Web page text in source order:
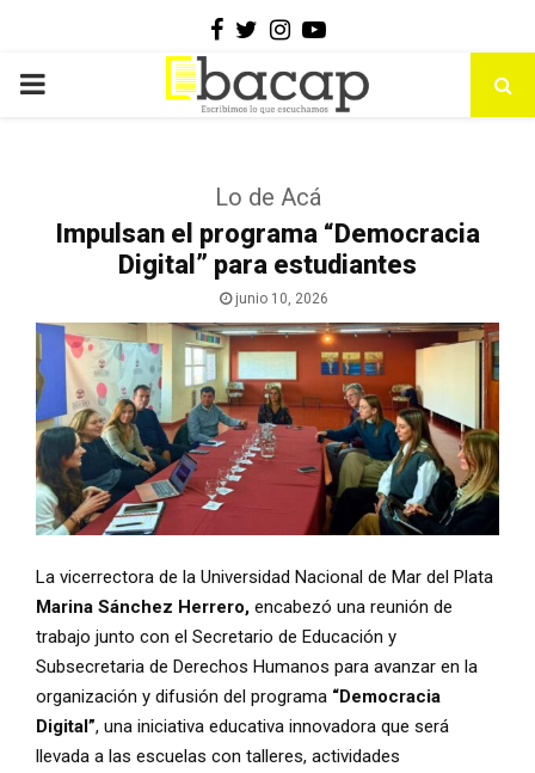
Facebook
Twitter
Instagram
Youtube
PRIMARY
Lo de Acá
Impulsan el programa “Democracia
Digital” para estudiantes
junio 10, 2026
La vicerrectora de la Universidad Nacional de Mar del Plata
Marina Sánchez Herrero, encabezó una reunión de
trabajo junto con el Secretario de Educación y
Subsecretaria de Derechos Humanos para avanzar en la
organización y difusión del programa “Democracia
Digital”, una iniciativa educativa innovadora que será
llevada a las escuelas con talleres, actividades